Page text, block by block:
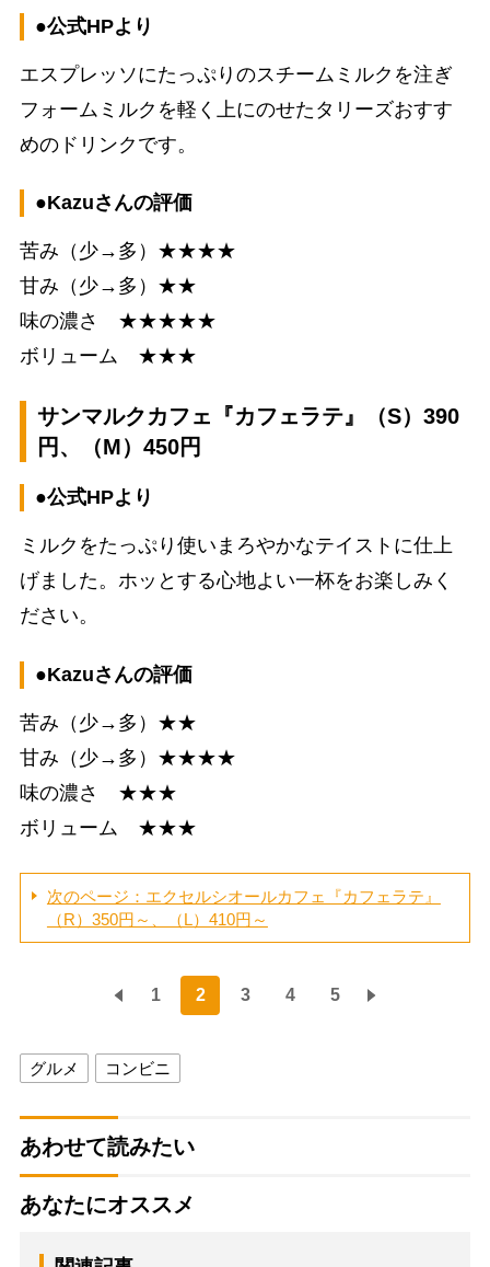
●公式HPより
エスプレッソにたっぷりのスチームミルクを注ぎ
フォームミルクを軽く上にのせたタリーズおすす
めのドリンクです。
●Kazuさんの評価
苦み（少→多）★★★★
甘み（少→多）★★
味の濃さ ★★★★★
ボリューム ★★★
サンマルクカフェ『カフェラテ』（S）390
円、（M）450円
●公式HPより
ミルクをたっぷり使いまろやかなテイストに仕上
げました。ホッとする心地よい一杯をお楽しみく
ださい。
●Kazuさんの評価
苦み（少→多）★★
甘み（少→多）★★★★
味の濃さ ★★★
ボリューム ★★★
次のページ：エクセルシオールカフェ『カフェラテ』
（R）350円～、（L）410円～
1 2 3 4 5
グルメ コンビニ
あわせて読みたい
あなたにオススメ